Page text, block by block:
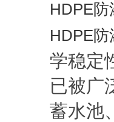
HDPE防
HDPE防
学稳定
已被广
蓄水池